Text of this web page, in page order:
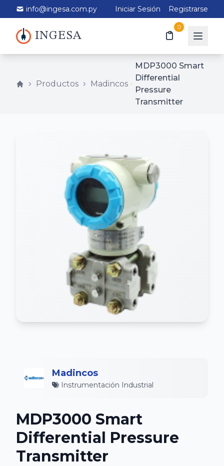
info@ingesa.com.py Iniciar Sesión Registrarse
INGESA
0
Productos Madincos
MDP3000 Smart
Differential
Pressure
Transmitter
Madincos
Instrumentación Industrial
MDP3000 Smart
Differential Pressure
Transmitter